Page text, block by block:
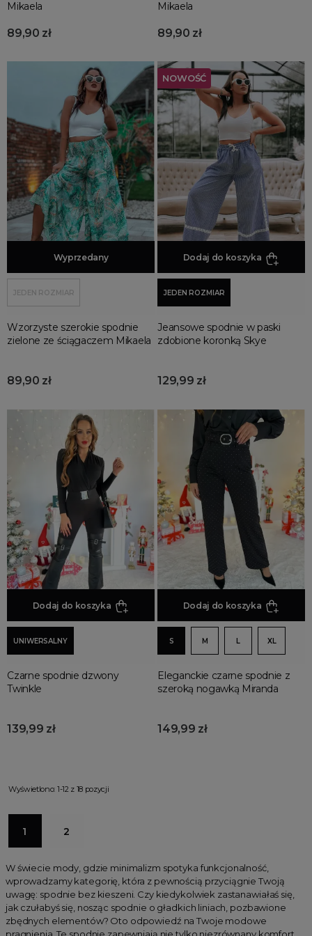
Mikaela
89,90 zł
Mikaela
89,90 zł
Dodaj do koszyka
Wyprzedany
JEDEN ROZMIAR
Wzorzyste szerokie spodnie
zielone ze ściągaczem Mikaela
89,90 zł
Dodaj do koszyka
JEDEN ROZMIAR
Jeansowe spodnie w paski
zdobione koronką Skye
129,99 zł
NOWOŚĆ
Dodaj do koszyka
UNIWERSALNY
Czarne spodnie dzwony
Twinkle
139,99 zł
Dodaj do koszyka
S M L XL
Eleganckie czarne spodnie z
szeroką nogawką Miranda
149,99 zł
Wyświetlono: 1-12 z 18 pozycji
1 2
W świecie mody, gdzie minimalizm spotyka funkcjonalność,
wprowadzamy kategorię, która z pewnością przyciągnie Twoją
uwagę: spodnie bez kieszeni. Czy kiedykolwiek zastanawiałaś się,
jak czułabyś się, nosząc spodnie o gładkich liniach, pozbawione
zbędnych elementów? Oto odpowiedź na Twoje modowe
pragnienia. Te spodnie zapewniają nie tylko niezrównany komfort,